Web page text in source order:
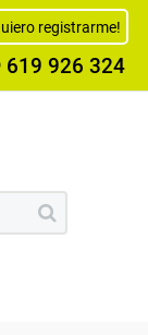
registrarme!
619 926 324